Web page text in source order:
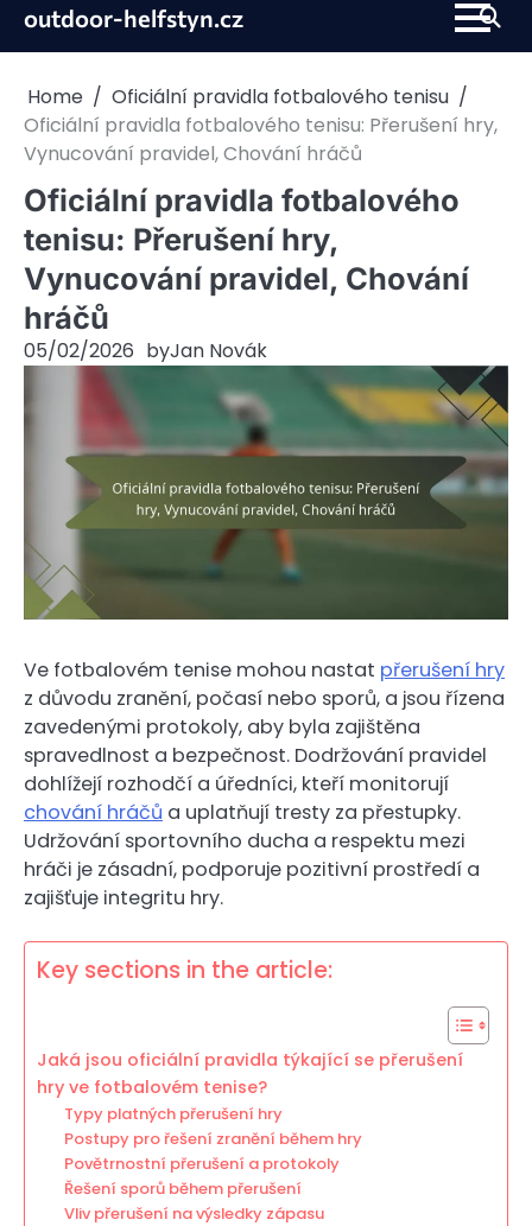
Skipoutdoor-helfstyn.cz
Home
Oficiální pravidla fotbalového tenisu
Oficiální pravidla fotbalového tenisu: Přerušení hry,
Vynucování pravidel, Chování hráčů
Oficiální pravidla fotbalového
tenisu: Přerušení hry,
Vynucování pravidel, Chování
hráčů
05/02/2026 byJan Novák
Ve fotbalovém tenise mohou nastat přerušení hry
z důvodu zranění, počasí nebo sporů, a jsou řízena
zavedenými protokoly, aby byla zajištěna
spravedlnost a bezpečnost. Dodržování pravidel
dohlížejí rozhodčí a úředníci, kteří monitorují
chování hráčů a uplatňují tresty za přestupky.
Udržování sportovního ducha a respektu mezi
hráči je zásadní, podporuje pozitivní prostředí a
zajišťuje integritu hry.
Key sections in the article:
Jaká jsou oficiální pravidla týkající se přerušení
hry ve fotbalovém tenise?
Typy platných přerušení hry
Postupy pro řešení zranění během hry
Povětrnostní přerušení a protokoly
Řešení sporů během přerušení
Vliv přerušení na výsledky zápasu